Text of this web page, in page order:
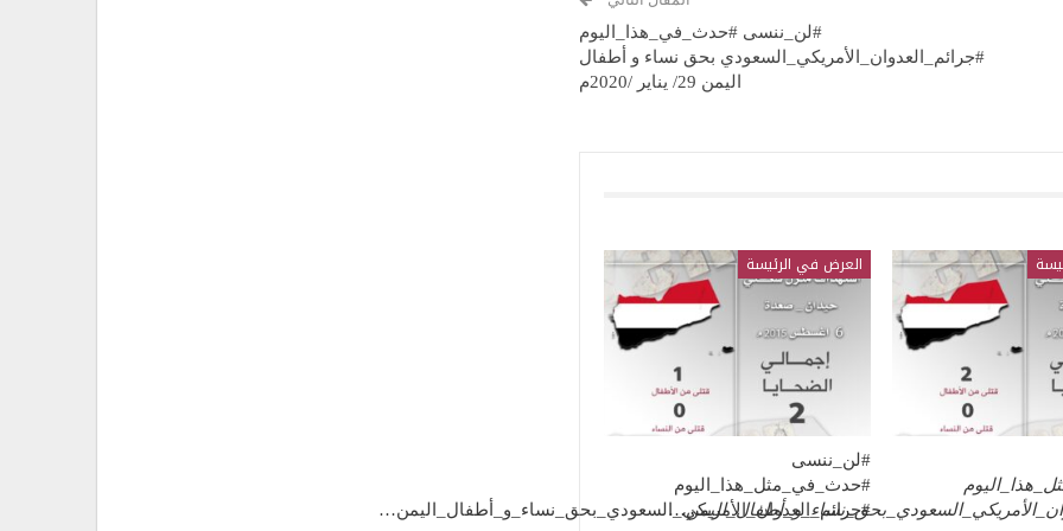
#لن_ننسى #حدث_في_هذا_اليوم
#جرائم_العدوان_الأمريكي_السعودي بحق نساء و أطفال
اليمن 29/ يناير /2020م
…
العرض في الرئيسة
#لن_ننسى
#حدث_في_مثل_هذا_اليوم
#جرائم_العدوان_الأمريكي_السعودي_بحق_نساء_و_أطفال_اليمن…